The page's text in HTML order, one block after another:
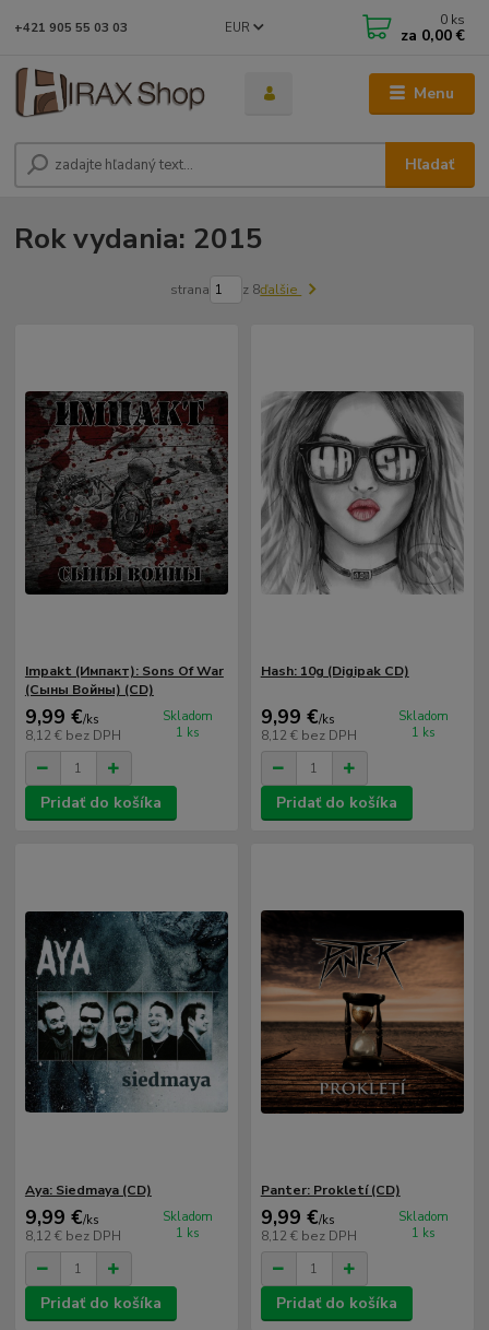
Menu
EUR
Hľadať
+421 905 55 03 03 0 ks
za 0,00 €
Rok vydania: 2015
strana z 8ďalšie
Impakt (Импакт): Sons Of War
(Сыны Войны) (CD)
9,99 €/ks
8,12 € bez DPH
Skladom
1 ks
Pridať do košíka
Hash: 10g (Digipak CD)
9,99 €/ks
8,12 € bez DPH
Skladom
1 ks
Pridať do košíka
Aya: Siedmaya (CD)
9,99 €/ks
8,12 € bez DPH
Skladom
1 ks
Pridať do košíka
Panter: Prokletí (CD)
9,99 €/ks
8,12 € bez DPH
Skladom
1 ks
Pridať do košíka